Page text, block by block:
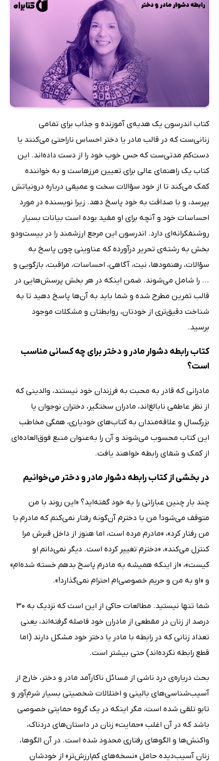
کتاب اندرسون یک هدیه‌ی آموزنده و جذاب برای تمامی
زنانی‌ست که در قالب مادر یا دختر احساس ناراحتی می‌کنند یا
دست‌کم مدتی‌ست که حس خوب خود را از دست داده‌اند. این
کتاب یک راهنمای عالی برای تعیین مرزهاست و به خواننده
کمک می‌کند تا از خود سؤالات سخت و عمیقی درباره درونیاتش
بپرسد، و با صداقت به خود پاسخ دهد. زیرا نویسنده در مورد
احساسات خود و آنچه برای او مفید بوده است بیانات بسیار
روشنفکرانه‌ای دارد. اندرسون این مرجع ارزشمند را در بیست‌ودو
بخش به رشته‌ی تحریر درآورده که عناوینی چون پاسخ به
سؤالات، رهنمودها، نیت، آگاهی، احساسات، مراقبت، بازگویی و
... را شامل می‌شوند. ضمن اینکه در هر بخش پرسش‌هایی در
قالب تمرین مطرح شده و شما باید به آن‌ها پاسخ دهید تا به
شناخت دقیق‌تری از خودتان، روابطتان و مشکلات موجود
برسید.
کتاب رابطه دشوار مادر و دختر برای چه کسانی مناسب
است؟
مادرانی که قادر به محبت به فرزندان خود نیستند، والدینی که
از نظر عاطفی نابالغ‌اند، مادران سختگیر، دختران نوجوان یا
بزرگسال و علاقه‌مندان به کتاب‌های خودیاری، همگی مخاطب
این کتاب محسوب می‌شوند و آن را به‌عنوان منبع فوق‌العاده‌ای
از کمک و شفای رابطه خواهند یافت.
در بخشی از کتاب رابطه‌ دشوار مادر و دختر می‌خوانیم
چند بار چنین عباراتی را به خود گفته‌اید؟ «این روند با من
متوقف می‌شود! من با دخترم آن‌گونه رفتار نمی‌کنم که مادرم با
من رفتار کرد»، «مادرم مرده است، اما هنوز از داخل قبرش مرا
کنترل می‌کند»، «دخترم تغییر کرده است. دیگر نمی‌دانم او
کیست»، «از اینکه همیشه به مادرم پاسخ بدهم خسته شده‌ام»
و «او به من و حریم خصوصی‌ام احترام نمی‌گذارد!».
شما تنها نیستید. مطالعات حاکی از این است که نزدیک به 30
درصد از زنان در مقطعی از مادران خود فاصله گرفته‌اند، یعنی
تعداد زنانی که در رابطه با مادر یا دختر خود مشکل دارند (اما
قطع رابطه نکرده‌اند) حتی بیشتر است.
بحث درباره‌ی درد ناشی از مسائل ناکارآمد مادر و دختر، خارج از
آسیب‌شناسی‌های بالینی و اختلالات شخصیتی بسیار شرم‌آور و
تابو تلقی شده است، مگر اینکه در یک گروه حمایتی خصوصی
باشد که در آن اغلب «حمایت» زنان در داستان‌های دردناک،
واکنش‌ها و الگوهای رفتاری محدود شده است. در آن الگوها،
زنان آسیب‌دیده حامل «نسخه‌های کم‌ارزش‌تر» از خودشان